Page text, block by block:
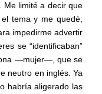
Me limité a decir que
tema y me quedé,
impedirme advertir
se “identificaban”
—mujer—, que se
neutro en inglés. Ya
habría aligerado las